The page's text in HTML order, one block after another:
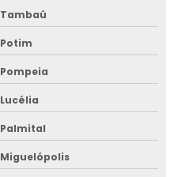
Tambaú
Potim
Pompeia
Lucélia
Palmital
Miguelópolis